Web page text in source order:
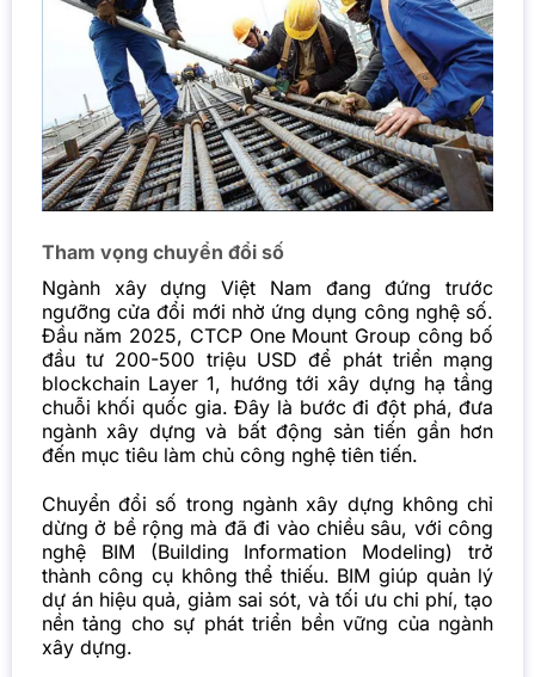
Tham vọng chuyển đổi số
Ngành xây dựng Việt Nam đang đứng trước
ngưỡng cửa đổi mới nhờ ứng dụng công nghệ số.
Đầu năm 2025, CTCP One Mount Group công bố
đầu tư 200-500 triệu USD để phát triển mạng
blockchain Layer 1, hướng tới xây dựng hạ tầng
chuỗi khối quốc gia. Đây là bước đi đột phá, đưa
ngành xây dựng và bất động sản tiến gần hơn
đến mục tiêu làm chủ công nghệ tiên tiến.
Chuyển đổi số trong ngành xây dựng không chỉ
dừng ở bề rộng mà đã đi vào chiều sâu, với công
nghệ BIM (Building Information Modeling) trở
thành công cụ không thể thiếu. BIM giúp quản lý
dự án hiệu quả, giảm sai sót, và tối ưu chi phí, tạo
nền tảng cho sự phát triển bền vững của ngành
xây dựng.